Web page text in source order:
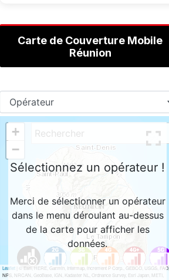
Carte de Couverture Mobile
Réunion